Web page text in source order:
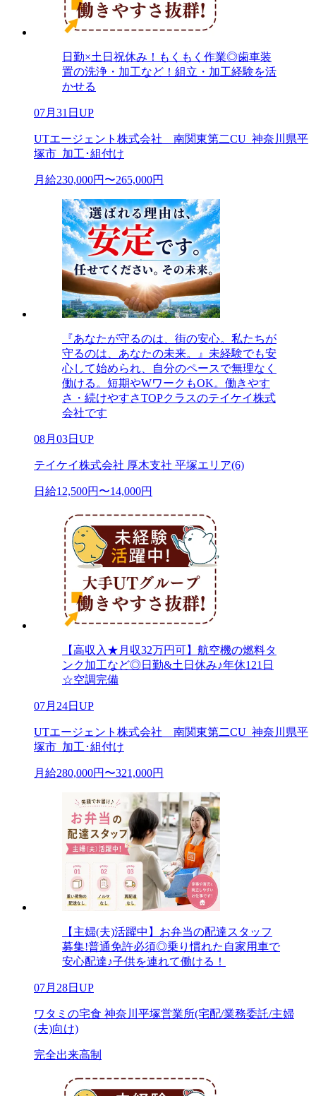
日勤×土日祝休み！もくもく作業◎歯車装
置の洗浄・加工など！組立・加工経験を活
かせる
07月31日UP
UTエージェント株式会社 南関東第二CU_神奈川県平
塚市_加工･組付け
月給230,000円〜265,000円
『あなたが守るのは、街の安心。私たちが
守るのは、あなたの未来。』未経験でも安
心して始められ、自分のペースで無理なく
働ける。短期やWワークもOK。働きやす
さ・続けやすさTOPクラスのテイケイ株式
会社です
08月03日UP
テイケイ株式会社 厚木支社 平塚エリア(6)
日給12,500円〜14,000円
【高収入★月収32万円可】航空機の燃料タ
ンク加工など◎日勤&土日休み♪年休121日
☆空調完備
07月24日UP
UTエージェント株式会社 南関東第二CU_神奈川県平
塚市_加工･組付け
月給280,000円〜321,000円
【主婦(夫)活躍中】お弁当の配達スタッフ
募集!普通免許必須◎乗り慣れた自家用車で
安心配達♪子供を連れて働ける！
07月28日UP
ワタミの宅食 神奈川平塚営業所(宅配/業務委託/主婦
(夫)向け)
完全出来高制